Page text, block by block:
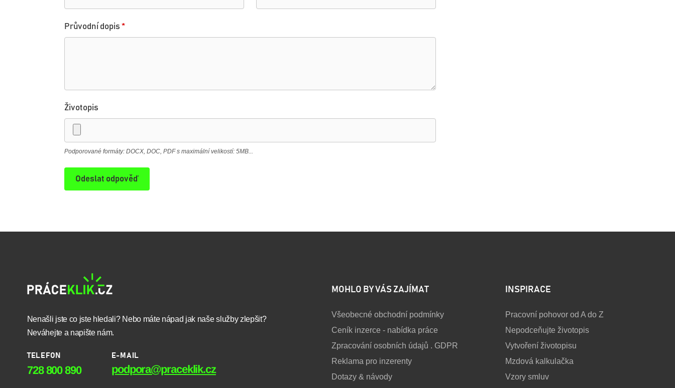
Průvodní dopis *
Životopis
Podporované formáty: DOCX, DOC, PDF s maximální velikostí: 5MB...
Odeslat odpověď
Nenašli jste co jste hledali? Nebo máte nápad jak naše služby zlepšit?
Neváhejte a napište nám.
TELEFON
728 800 890
E-MAIL
podpora@praceklik.cz
INSPIRACE
Pracovní pohovor od A do Z
Nepodceňujte životopis
Vytvoření životopisu
Mzdová kalkulačka
Vzory smluv
MOHLO BY VÁS ZAJÍMAT
Všeobecné obchodní podmínky
Ceník inzerce - nabídka práce
Zpracování osobních údajů . GDPR
Reklama pro inzerenty
Dotazy & návody